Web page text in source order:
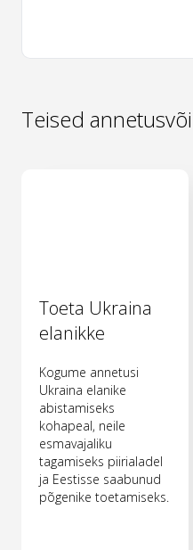
Teised
Toeta Ukraina
elanikke
Kogume annetusi
Ukraina elanike
abistamiseks
kohapeal, neile
esmavajaliku
tagamiseks piirialadel
ja Eestisse saabunud
põgenike toetamiseks.